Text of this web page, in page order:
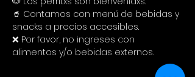
🥤 Contamos con menú de bebidas y
snacks a precios accesibles.
❌ Por favor, no ingreses con
alimentos y/o bebidas externos.